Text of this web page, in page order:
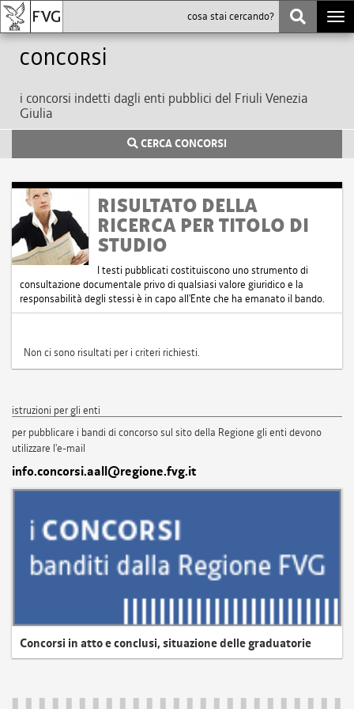
Concorsi
i concorsi indetti dagli enti pubblici del Friuli Venezia
Giulia
CERCA CONCORSI
RISULTATO DELLA
RICERCA PER TITOLO DI
STUDIO
I testi pubblicati costituiscono uno strumento di
consultazione documentale privo di qualsiasi valore giuridico e la
responsabilità degli stessi è in capo all'Ente che ha emanato il bando.
Non ci sono risultati per i criteri richiesti.
istruzioni per gli enti
per pubblicare i bandi di concorso sul sito della Regione gli enti devono
utilizzare l'e-mail
info.concorsi.aall@regione.fvg.it
Concorsi in atto e conclusi, situazione delle graduatorie